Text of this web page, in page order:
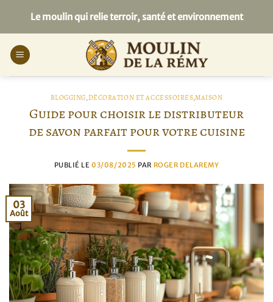
contenu
Le moulin qui relie terroir, santé et environnement
BLOGGING,DÉCORATION ET ACCESSOIRES,MAISON
Guide pour choisir le distributeur
de savon parfait pour votre cuisine
PUBLIÉ LE03/08/2025 PAR ROGER DELAREMY
03
Août